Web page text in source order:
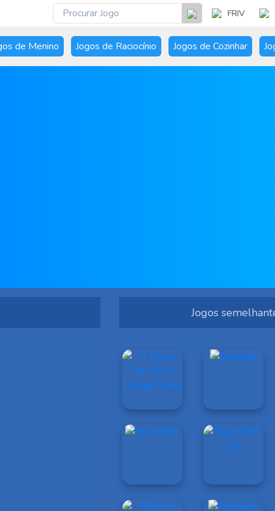
FRIV
de Menino Jogos de Raciocínio Jogos de Cozinhar
Jogos